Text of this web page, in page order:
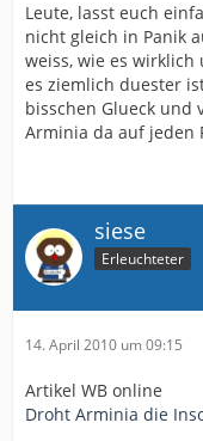
Leute, lasst euch
nicht gleich in Panik
weiss, wie es
es ziemlich duester
bisschen Glueck und
Arminia da auf jeden
siese
Erleuchteter
14. April 2010 um 09:15
Artikel WB online
Droht Arminia die